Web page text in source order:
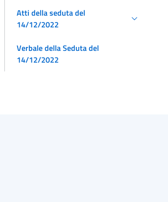
Atti della seduta del
14/12/2022
Verbale della Seduta del
14/12/2022